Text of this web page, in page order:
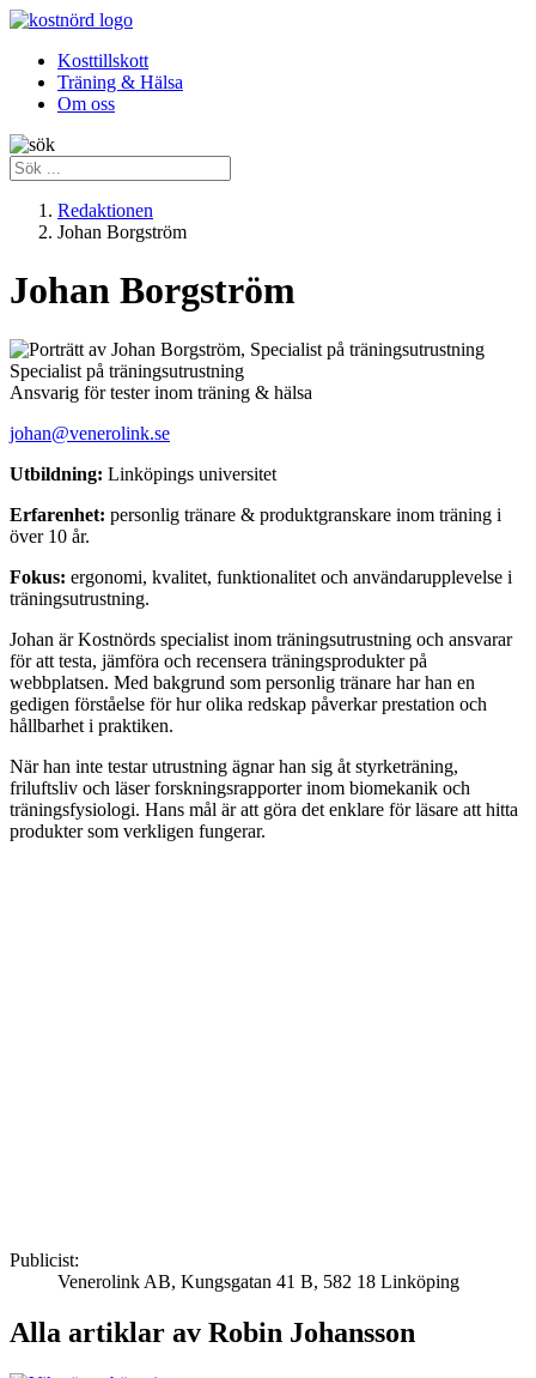
Kosttillskott
Träning & Hälsa
Om oss
Redaktionen
Johan Borgström
Johan Borgström
Specialist på träningsutrustning
Ansvarig för tester inom träning & hälsa
johan@venerolink.se
Utbildning: Linköpings universitet
Erfarenhet: personlig tränare & produktgranskare inom träning i
över 10 år.
Fokus: ergonomi, kvalitet, funktionalitet och användarupplevelse i
träningsutrustning.
Johan är Kostnörds specialist inom träningsutrustning och ansvarar
för att testa, jämföra och recensera träningsprodukter på
webbplatsen. Med bakgrund som personlig tränare har han en
gedigen förståelse för hur olika redskap påverkar prestation och
hållbarhet i praktiken.
När han inte testar utrustning ägnar han sig åt styrketräning,
friluftsliv och läser forskningsrapporter inom biomekanik och
träningsfysiologi. Hans mål är att göra det enklare för läsare att hitta
produkter som verkligen fungerar.
Publicist:
Venerolink AB, Kungsgatan 41 B, 582 18 Linköping
Alla artiklar av Robin Johansson